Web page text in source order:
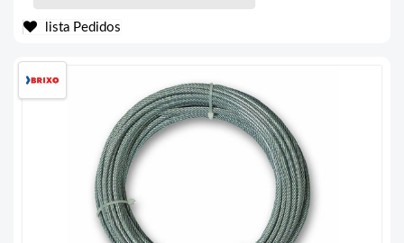
lista Pedidos